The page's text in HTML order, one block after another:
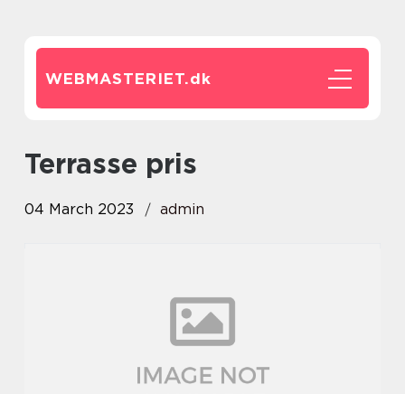
WEBMASTERIET.dk
terrasse pris
04 March 2023 admin